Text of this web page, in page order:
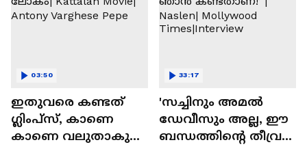
ഇതുവരെ കണ്ടത്
ഗ്ലിംപ്സ്, കാണെ
കാണെ വലുതാകുന്ന
03:50
'സച്ചിനും അമൽ
ഡേവീസും അല്ല, ഈ
ബന്ധത്തിൻ്റെ തീവ്രത
33:17